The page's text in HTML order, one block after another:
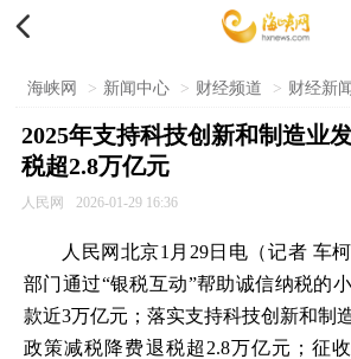

海峡网 > 新闻中心 > 财经频道 > 财经新闻
2025年支持科技创新和制造业
税超2.8万亿元
人民网 2026-01-29 16:36
人民网北京1月29日电（记者 车
部门通过“银税互动”帮助诚信纳税的
款近3万亿元；落实支持科技创新和制
政策减税降费退税超2.8万亿元；征